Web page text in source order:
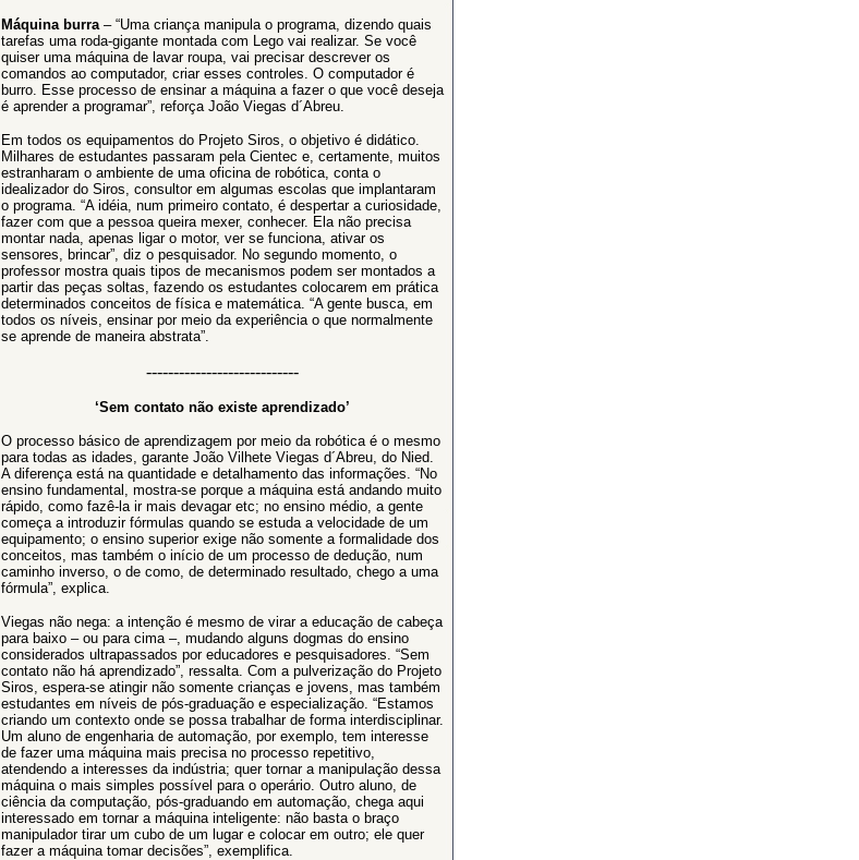
Máquina burra– “Uma criança manipula o programa, dizendo quais
tarefas uma roda-gigante montada com Lego vai realizar. Se você
quiser uma máquina de lavar roupa, vai precisar descrever os
comandos ao computador, criar esses controles. O computador é
burro. Esse processo de ensinar a máquina a fazer o que você deseja
é aprender a programar”, reforça João Viegas d´Abreu.
Em todos os equipamentos do Projeto Siros, o objetivo é didático.
Milhares de estudantes passaram pela Cientec e, certamente, muitos
estranharam o ambiente de uma oficina de robótica, conta o
idealizador do Siros, consultor em algumas escolas que implantaram
o programa. “A idéia, num primeiro contato, é despertar a curiosidade,
fazer com que a pessoa queira mexer, conhecer. Ela não precisa
montar nada, apenas ligar o motor, ver se funciona, ativar os
sensores, brincar”, diz o pesquisador. No segundo momento, o
professor mostra quais tipos de mecanismos podem ser montados a
partir das peças soltas, fazendo os estudantes colocarem em prática
determinados conceitos de física e matemática. “A gente busca, em
todos os níveis, ensinar por meio da experiência o que normalmente
se aprende de maneira abstrata”.
----------------------------
‘Sem contato não existe aprendizado’
O processo básico de aprendizagem por meio da robótica é o mesmo
para todas as idades, garante João Vilhete Viegas d´Abreu, do Nied.
A diferença está na quantidade e detalhamento das informações. “No
ensino fundamental, mostra-se porque a máquina está andando muito
rápido, como fazê-la ir mais devagar etc; no ensino médio, a gente
começa a introduzir fórmulas quando se estuda a velocidade de um
equipamento; o ensino superior exige não somente a formalidade dos
conceitos, mas também o início de um processo de dedução, num
caminho inverso, o de como, de determinado resultado, chego a uma
fórmula”, explica.
Viegas não nega: a intenção é mesmo de virar a educação de cabeça
para baixo – ou para cima –, mudando alguns dogmas do ensino
considerados ultrapassados por educadores e pesquisadores. “Sem
contato não há aprendizado”, ressalta. Com a pulverização do Projeto
Siros, espera-se atingir não somente crianças e jovens, mas também
estudantes em níveis de pós-graduação e especialização. “Estamos
criando um contexto onde se possa trabalhar de forma interdisciplinar.
Um aluno de engenharia de automação, por exemplo, tem interesse
de fazer uma máquina mais precisa no processo repetitivo,
atendendo a interesses da indústria; quer tornar a manipulação dessa
máquina o mais simples possível para o operário. Outro aluno, de
ciência da computação, pós-graduando em automação, chega aqui
interessado em tornar a máquina inteligente: não basta o braço
manipulador tirar um cubo de um lugar e colocar em outro; ele quer
fazer a máquina tomar decisões”, exemplifica.